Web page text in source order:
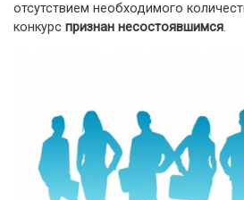
отсутствием необходимого
конкурс признан несостоявшимся.